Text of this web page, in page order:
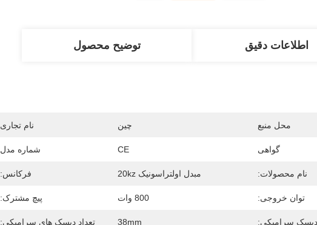
اطلاعات دقیق توضیح محصول
محل منبع چين نام تجاری
گواهی CE شماره مدل
نام محصولات: مبدل اولتراسونیک 20kz فرکانس:
توان خروجی: 800 وات پیچ مشترک:
سرامیکی: 38mm تعداد دیسک های سرامیکی: